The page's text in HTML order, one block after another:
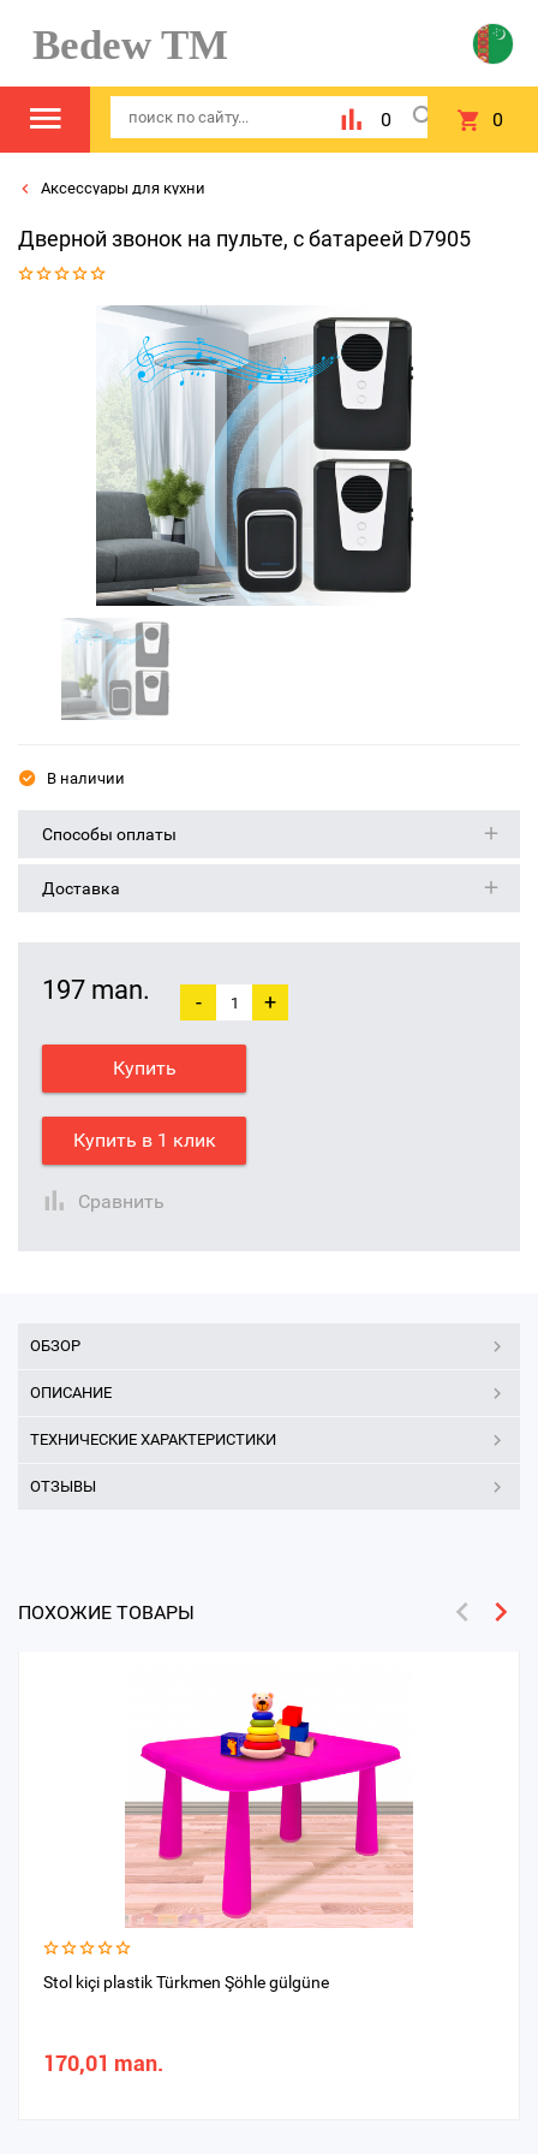
Bedew TM
0 0
Аксессуары для кухни
Дверной звонок на пульте, с батареей D7905
В наличии
Способы оплаты
Доставка
197 man. - +
Купить
Купить в 1 клик
Сравнить
ОБЗОР
ОПИСАНИЕ
ТЕХНИЧЕСКИЕ ХАРАКТЕРИСТИКИ
ОТЗЫВЫ
ПОХОЖИЕ ТОВАРЫ
Stol kiçi plastik Türkmen Şöhle gülgüne
170,01 man.